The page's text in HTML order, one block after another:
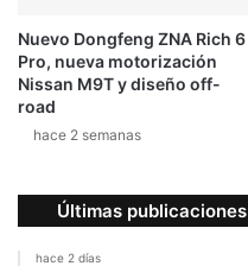
Nuevo Dongfeng ZNA Rich 6
Pro, nueva motorización
Nissan M9T y diseño off-
road
hace 2 semanas
Últimas publicaciones
hace 2 días